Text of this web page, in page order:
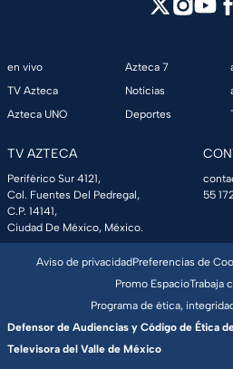
en vivo
TV Azteca
Azteca UNO
Azteca 7
Noticias
Deportes
TV AZTECA
Periférico Sur 4121,
Col. Fuentes Del Pedregal,
C.P. 14141,
Ciudad De México, México.
55
Aviso de privacidadPreferencias de
Promo EspacioTrabaja
Programa de ética,
Defensor de Audiencias y Código de Ética
Televisora del Valle de México